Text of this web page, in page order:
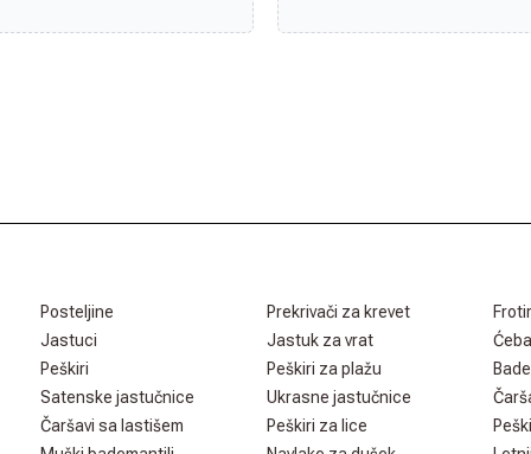
Posteljine Prekrivači za krevet
Jastuci
Jastuk za vrat
Peškiri
Peškiri za plažu
Satenske jastučnice
Ukrasne jastučnice
Čaršavi sa lastišem
Peškiri za lice